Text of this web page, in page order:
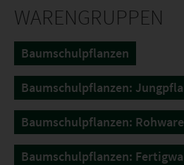
WARENGRUPPEN
Baumschulpflanzen
Baumschulpflanzen:
Baumschulpflanzen:
Baumschulpflanzen: